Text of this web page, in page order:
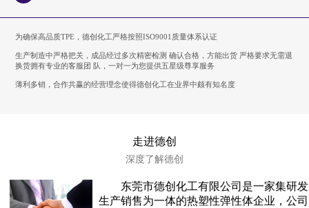
为确保高品质TPE，德创化工严格按照ISO9001质量体系认证
生产制造中严格把关，成品经过多次精密检测 确认合格，方能出货 严格要求无需退
换货拥有专业的客服团 队，一对一为您提供五星级尊享服务
薄利多销，合作共赢的经营理念使得德创化工在业界中颇有知名度
走进德创
深度了解德创
东莞市德创化工有限公司是一家集研发
生产销售为一体的热塑性弹性体企业，公司